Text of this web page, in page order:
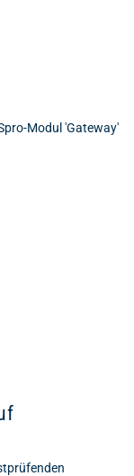
Modul 'Gateway'